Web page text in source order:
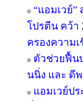
“แอมเวย์
โปรตีน คว้า
ครองความ
ตัวช่วยฟื้น
นนิ่ง และ ดี
แอมเวย์ป